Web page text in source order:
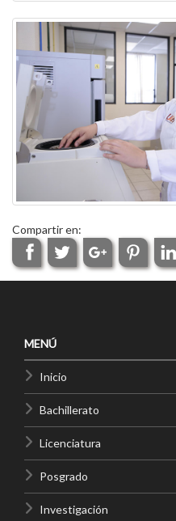
Compartir en:
MENÚ
Inicio
Bachillerato
Licenciatura
Posgrado
Investigación